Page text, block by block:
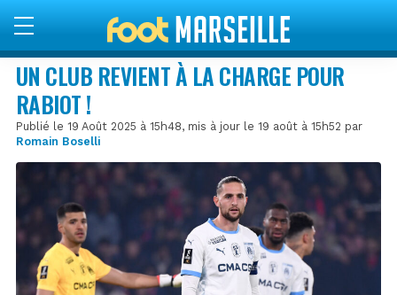
UN CLUB REVIENT À LA CHARGE POUR
RABIOT !
Publié le 19 Août 2025 à 15h48, mis à jour le 19 août à 15h52 par
Romain Boselli